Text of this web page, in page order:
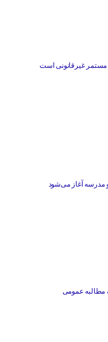
مستمر غیرقانونی است
آغاز می‌شود
مطالبه عمومی